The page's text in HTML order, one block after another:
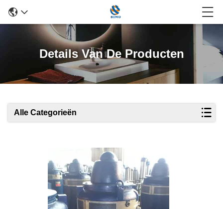
Details Van De Producten
Alle Categorieën